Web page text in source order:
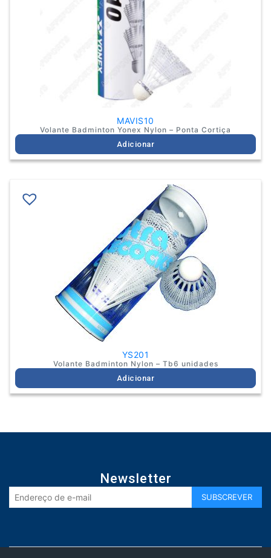
MAVIS10
Volante Badminton Yonex Nylon – Ponta Cortiça
Adicionar
YS201
Volante Badminton Nylon – Tb6 unidades
Adicionar
Newsletter